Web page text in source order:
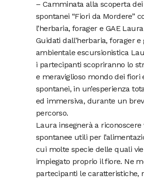
– Camminata alla scoperta
spontanei “Fiori da Mordere”
l’herbaria, forager e GAE
Guidati dall’herbaria, forager e
ambientale escursionistica
i partecipanti scopriranno lo
e meraviglioso mondo dei fiori
spontanei, in un’esperienza
ed immersiva, durante un
percorso.
Laura insegnerà a riconoscere
spontanee utili per
cui molte specie delle quali
impiegato proprio il fiore. Ne
partecipanti le caratteristiche,